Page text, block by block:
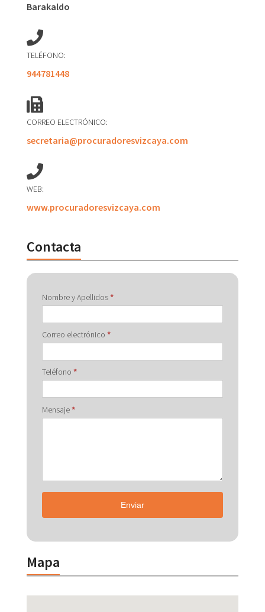
Barakaldo
TELÉFONO:
944781448
CORREO ELECTRÓNICO:
secretaria@procuradoresvizcaya.com
WEB:
www.procuradoresvizcaya.com
Contacta
Contactar
con
Nombre y Apellidos*
Correo electrónico *
Teléfono *
Mensaje*
Enviar
Mapa